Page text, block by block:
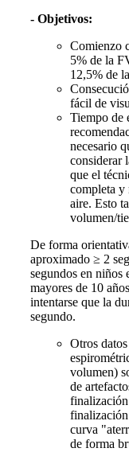
- Objetivos:
Comienzo
5% de la
12,5% de
fácil de
Tiempo de
necesario
considerar
que el
completa y
aire. Esto
volumen/
De forma
aproximado ≥ 2
segundos en niños
mayores de 10
intentarse que la
segundo.
Otros
volumen)
de
finalización
curva
de forma